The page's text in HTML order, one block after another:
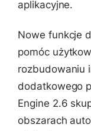
aplikacyjne.
Nowe funkcje
pomóc
rozbudowaniu
dodatkowego
Engine 2.6
obszarach